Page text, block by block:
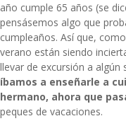
año cumple 65 años (se
pensásemos algo que
cumpleaños. Así que,
verano están siendo
llevar de excursión a
íbamos a enseñarle a
hermano, ahora que
peques de vacaciones.